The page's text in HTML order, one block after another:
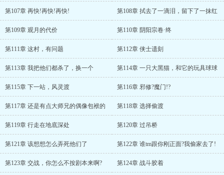
第107章 再快!再快!再快! 第108章 拭去了一滴泪，留下了一抹红
第109章 观月的代价 第110章 阴阳宗卷·终
第111章 这村，有问题 第112章 侠士遗刻
第113章 我把他们都杀了，换一个 第114章 一只大黑猫，和它的玩具球球
第115章 下一站，风灵渡 第116章 邪修?魔门!?
第117章 还是有点大师兄的偶像包袱的 第118章 选择偷渡
第119章 行走在地底深处 第120章 过吊桥
第121章 该想想怎么弄死他们了 第122章 谁tm跟你刚正面?我偷家去了!
第123章 交战，你怎么不按剧本来啊? 第124章 战斗胶着